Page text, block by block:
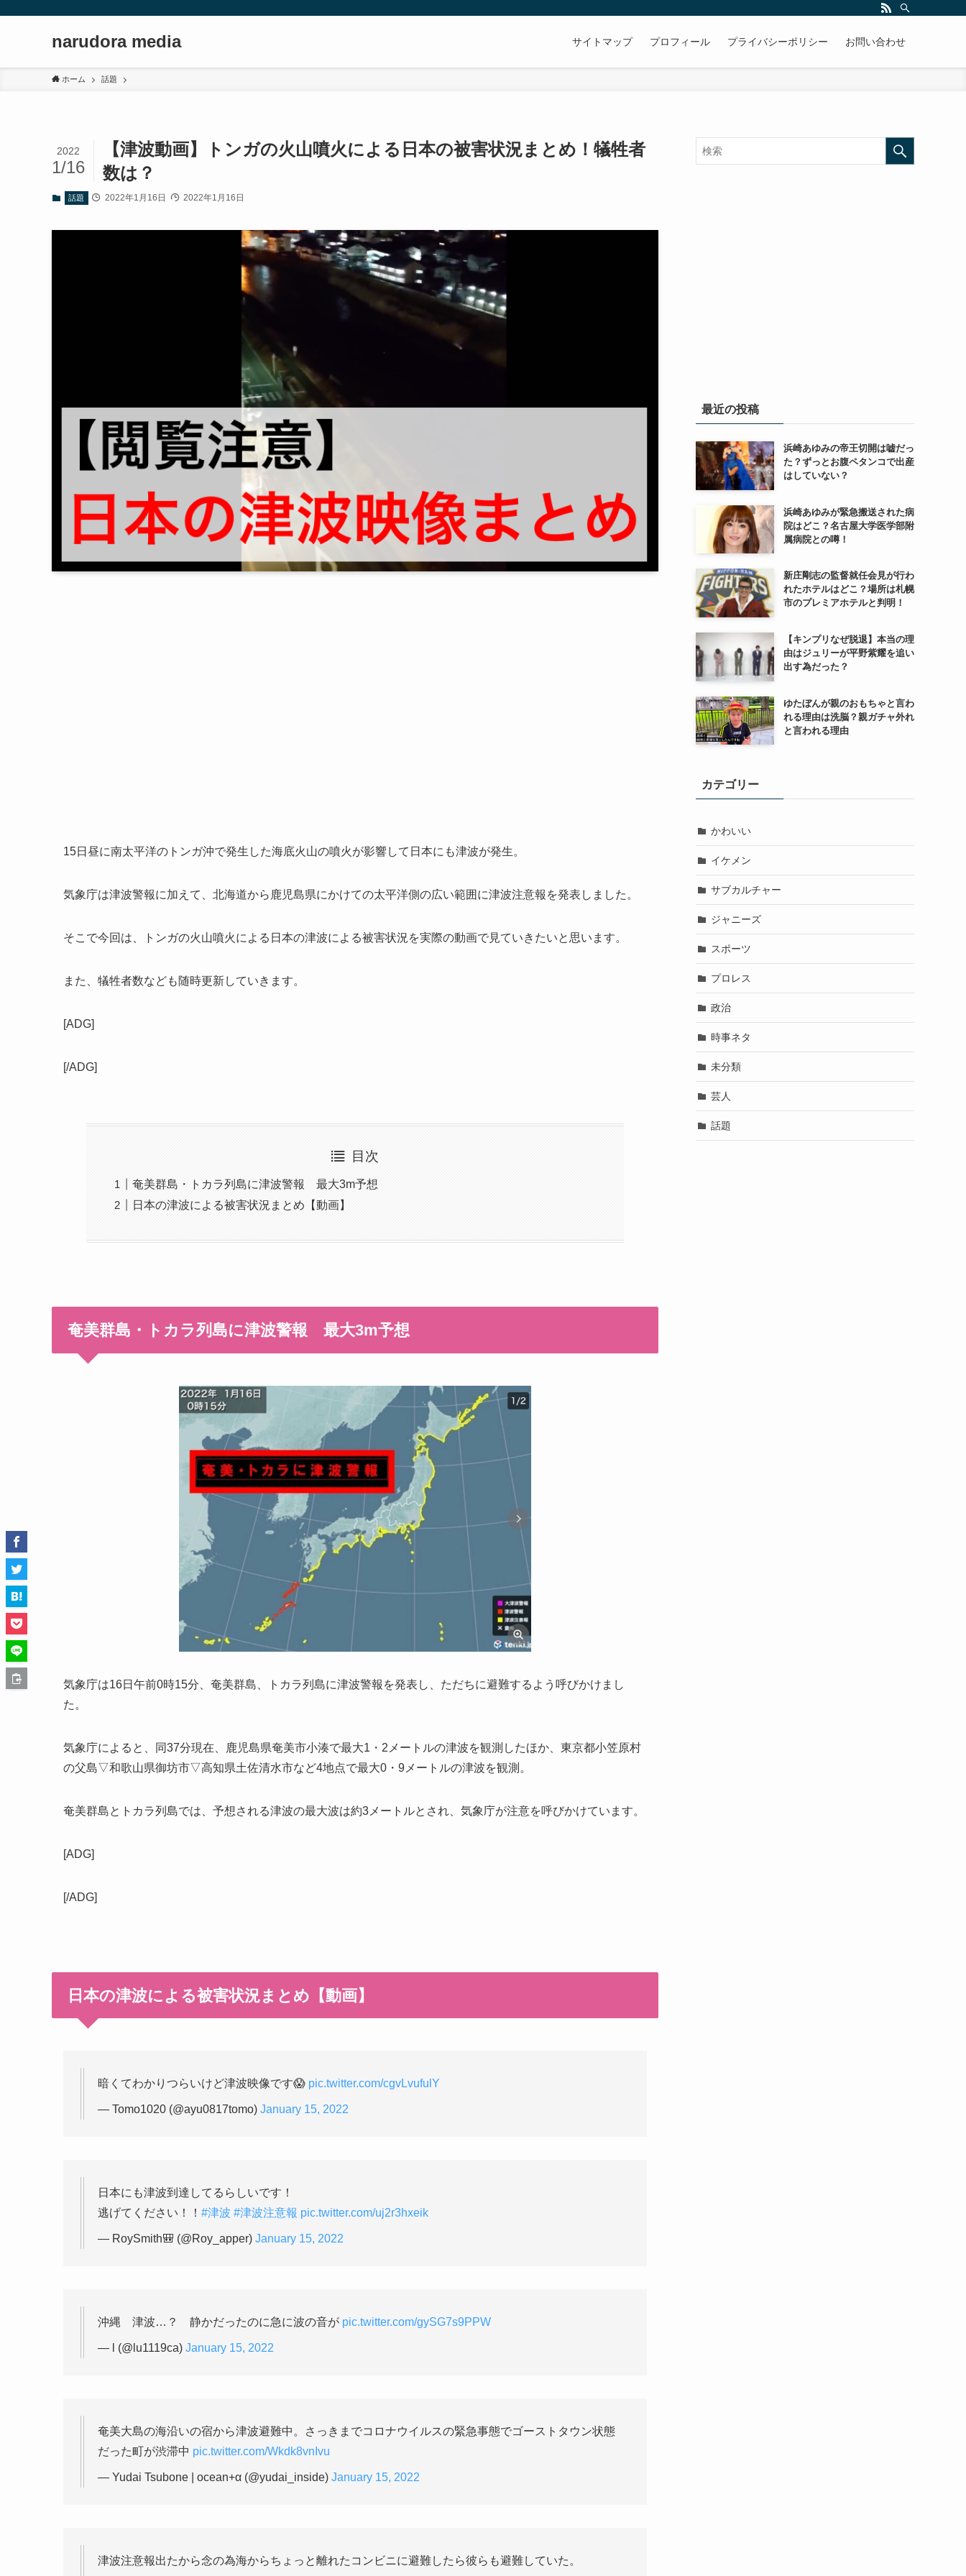
narudora media サイトマップ プロフィール プライバシーポリシー お問い合わせ
ホーム 話題
【津波動画】トンガの火山噴火による日本の被害状況まとめ！犠牲者
数は？
2022
1/16
話題 2022年1月16日 2022年1月16日
15日昼に南太平洋のトンガ沖で発生した海底火山の噴火が影響して日本にも津波が発生。
気象庁は津波警報に加えて、北海道から鹿児島県にかけての太平洋側の広い範囲に津波注意報を発表しました。
そこで今回は、トンガの火山噴火による日本の津波による被害状況を実際の動画で見ていきたいと思います。
また、犠牲者数なども随時更新していきます。
[ADG]
[/ADG]
目次
奄美群島・トカラ列島に津波警報 最大3m予想
日本の津波による被害状況まとめ【動画】
奄美群島・トカラ列島に津波警報 最大3m予想
気象庁は16日午前0時15分、奄美群島、トカラ列島に津波警報を発表し、ただちに避難するよう呼びかけまし
た。
気象庁によると、同37分現在、鹿児島県奄美市小湊で最大1・2メートルの津波を観測したほか、東京都小笠原村
の父島▽和歌山県御坊市▽高知県土佐清水市など4地点で最大0・9メートルの津波を観測。
奄美群島とトカラ列島では、予想される津波の最大波は約3メートルとされ、気象庁が注意を呼びかけています。
[ADG]
[/ADG]
日本の津波による被害状況まとめ【動画】
暗くてわかりつらいけど津波映像です😱 pic.twitter.com/cgvLvufulY
— Tomo1020 (@ayu0817tomo) January 15, 2022
日本にも津波到達してるらしいです！
逃げてください！！ #津波 #津波注意報 pic.twitter.com/uj2r3hxeik
— RoySmith🎒 (@Roy_apper) January 15, 2022
沖縄 津波…？ 静かだったのに急に波の音が pic.twitter.com/gySG7s9PPW
— l (@lu1119ca) January 15, 2022
奄美大島の海沿いの宿から津波避難中。さっきまでコロナウイルスの緊急事態でゴーストタウン状態
だった町が渋滞中 pic.twitter.com/Wkdk8vnIvu
— Yudai Tsubone | ocean+α (@yudai_inside) January 15, 2022
津波注意報出たから念の為海からちょっと離れたコンビニに避難したら彼らも避難していた。
最近の投稿
浜崎あゆみの帝王切開は嘘だっ
た？ずっとお腹ペタンコで出産
はしていない？
浜崎あゆみが緊急搬送された病
院はどこ？名古屋大学医学部附
属病院との噂！
新庄剛志の監督就任会見が行わ
れたホテルはどこ？場所は札幌
市のプレミアホテルと判明！
【キンプリなぜ脱退】本当の理
由はジュリーが平野紫耀を追い
出す為だった？
ゆたぼんが親のおもちゃと言わ
れる理由は洗脳？親ガチャ外れ
と言われる理由
カテゴリー
かわいい
イケメン
サブカルチャー
ジャニーズ
スポーツ
プロレス
政治
時事ネタ
未分類
芸人
話題